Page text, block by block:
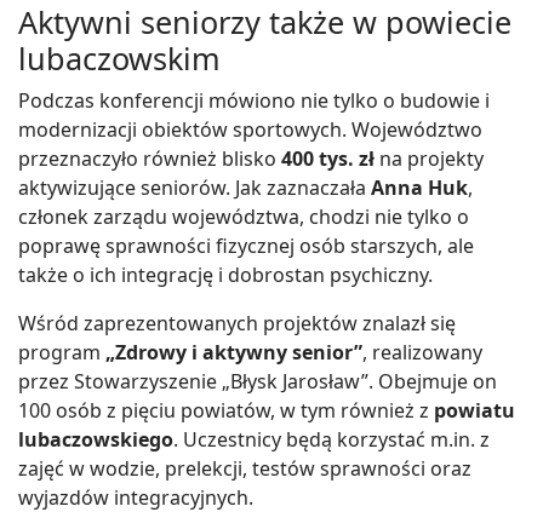
Aktywni seniorzy także w powiecie
lubaczowskim
Podczas konferencji mówiono nie tylko o budowie i
modernizacji obiektów sportowych. Województwo
przeznaczyło również blisko 400 tys. zł na projekty
aktywizujące seniorów. Jak zaznaczała Anna Huk,
członek zarządu województwa, chodzi nie tylko o
poprawę sprawności fizycznej osób starszych, ale
także o ich integrację i dobrostan psychiczny.
Wśród zaprezentowanych projektów znalazł się
program „Zdrowy i aktywny senior”, realizowany
przez Stowarzyszenie „Błysk Jarosław”. Obejmuje on
100 osób z pięciu powiatów, w tym również z powiatu
lubaczowskiego. Uczestnicy będą korzystać m.in. z
zajęć w wodzie, prelekcji, testów sprawności oraz
wyjazdów integracyjnych.